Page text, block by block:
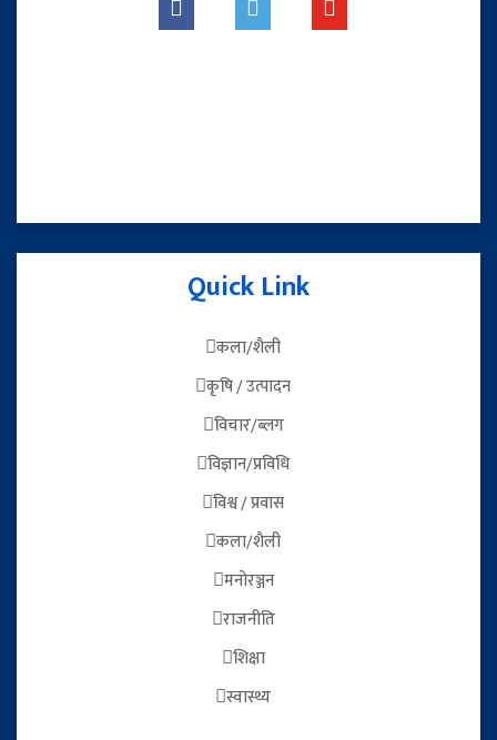
Quick Link
कला/शैली
कृषि / उत्पादन
विचार/ब्लग
विज्ञान/प्रविधि
विश्व / प्रवास
कला/शैली
मनोरञ्जन
राजनीति
शिक्षा
स्वास्थ्य